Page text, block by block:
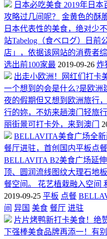
日本必吃美食 2019年日
攻略过几间呢？
金黄色的酥
日本代表性的美食，绝对少
站Tabelog（食べログ）日前
店」，依据该网站的消费者
选出前100家最 2019-09-26 炸
出走小欧洲！网红们打卡
一个想到的会是什么?是欧洲
夜的假期但又想到欧洲旅行
行的妳，不妨来趟澳门轻旅
丽街景可打卡外，来到澳门
BELLAVITA美食广场全
餐厅进驻，首创国内平板点餐
BELLAVITA B2美食广场延
顶、圆润流线图纹大理石地
餐空间。 花艺植栽融入空间
2019-09-25 平板 点餐
间 异国 美食 餐厅 进驻
片片烤鸭新打卡美食！绝
下强棒美食品牌再添一！有